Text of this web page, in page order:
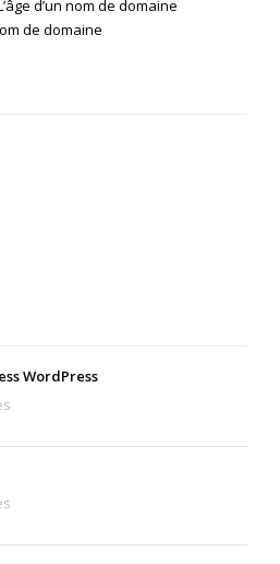
d’un nom de domaine
de domaine
WordPress